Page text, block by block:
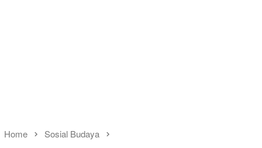
Home Sosial Budaya